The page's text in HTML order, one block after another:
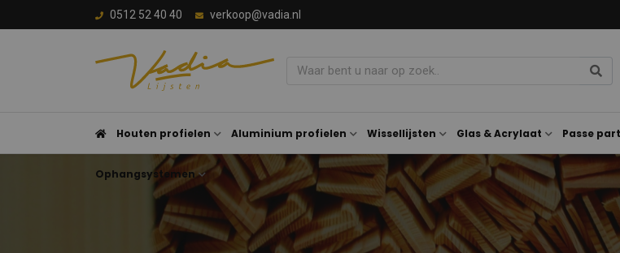
0512 52 40 40 verkoop@vadia.nl
Houten profielen Aluminium profielen Wissellijsten Glas & Acrylaat Passe
Ophangsystemen